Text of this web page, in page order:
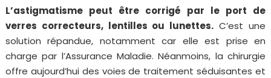
L’astigmatisme peut être corrigé par le port de
verres correcteurs, lentilles ou lunettes. C’est une
solution répandue, notamment car elle est prise en
charge par l’Assurance Maladie. Néanmoins, la chirurgie
offre aujourd’hui des voies de traitement séduisantes et